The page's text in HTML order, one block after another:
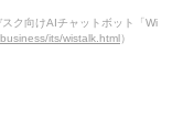
ク向けAIチャットボット「Wi
its/wistalk.html）